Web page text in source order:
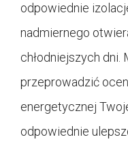
odpowiednie
nadmiernego
chłodniejszych dni.
przeprowadzić
energetycznej
odpowiednie